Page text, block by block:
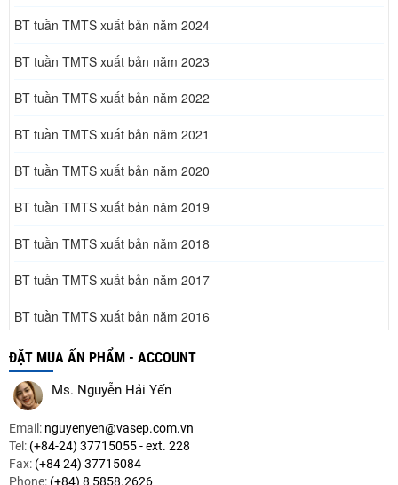
BT tuần TMTS xuất bản năm 2024
BT tuần TMTS xuất bản năm 2023
BT tuần TMTS xuất bản năm 2022
BT tuần TMTS xuất bản năm 2021
BT tuần TMTS xuất bản năm 2020
BT tuần TMTS xuất bản năm 2019
BT tuần TMTS xuất bản năm 2018
BT tuần TMTS xuất bản năm 2017
BT tuần TMTS xuất bản năm 2016
BT tuần TMTS xuất bản năm 2015
BT tuần TMTS xuất bản năm 2014
BT tuần TMTS xuất bản năm 2013
BT tuần TMTS xuất bản năm 2012
ĐẶT MUA ẤN PHẨM - ACCOUNT
Ms. Nguyễn Hải Yến
Email: nguyenyen@vasep.com.vn
Tel: (+84-24) 37715055 - ext. 228
Fax: (+84 24) 37715084
Phone: (+84) 8 5858.2626